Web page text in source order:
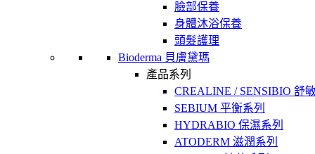
臉部保養
身體沐浴保養
頭髮護理
Bioderma 貝膚黛瑪
產品系列
CREALINE / SENSIBIO 舒
SEBIUM 平衡系列
HYDRABIO 保濕系列
ATODERM 滋潤系列